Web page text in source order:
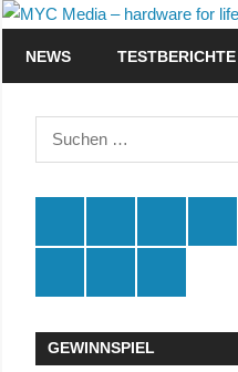
Zum
NEWS TESTBERICHTE
Suchen
nach:
GEWINNSPIEL